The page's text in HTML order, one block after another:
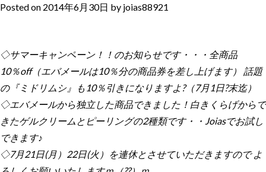
Posted on 2014年6月30日 by joias88921
◇サマーキャンペーン！！のお知らせです・・・全商品
10％off（エバメールは10％分の商品券を差し上げます） 話題
の『ミドリムシ』も10％引きになりますよ?（7月1日?末迄）
◇エバメールから独立した商品できました！白きくらげからで
きたゲルクリームとピーリングの2種類です・・Joiasでお試し
できます♪
◇7月21日(月）22日(火）を連休とさせていただきますので よ